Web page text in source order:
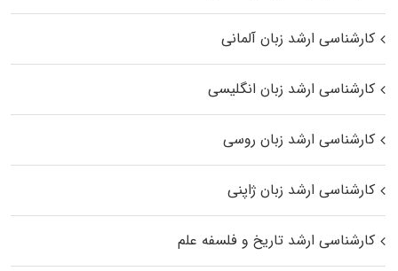
کارشناسی ارشد زبان آلمانی
کارشناسی ارشد زبان انگلیسی
کارشناسی ارشد زبان روسی
کارشناسی ارشد زبان ژاپنی
کارشناسی ارشد تاریخ و فلسفه علم